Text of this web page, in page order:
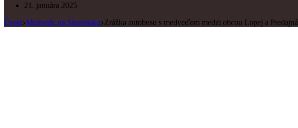
21. januára 2025
Úvod Medvede na Slovensku Zrážka autobusu s medveďom medzi obcou Lopej a Predajná